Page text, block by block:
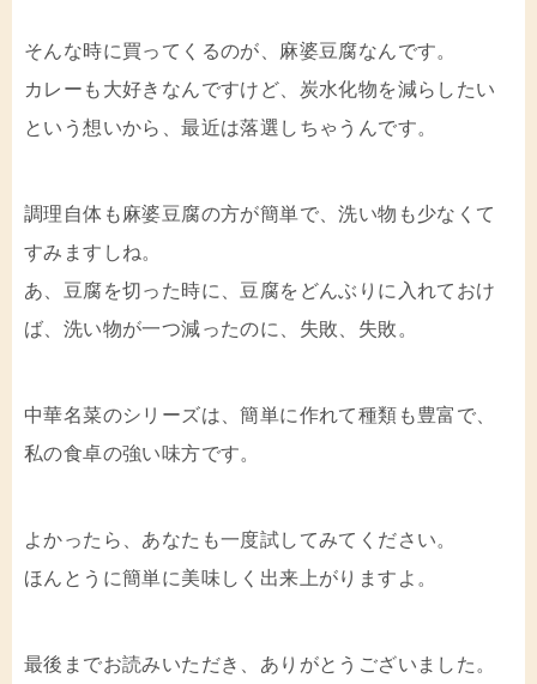
そんな時に買ってくるのが、麻婆豆腐なんです。
カレーも大好きなんですけど、炭水化物を減らしたい
という想いから、最近は落選しちゃうんです。
調理自体も麻婆豆腐の方が簡単で、洗い物も少なくて
すみますしね。
あ、豆腐を切った時に、豆腐をどんぶりに入れておけ
ば、洗い物が一つ減ったのに、失敗、失敗。
中華名菜のシリーズは、簡単に作れて種類も豊富で、
私の食卓の強い味方です。
よかったら、あなたも一度試してみてください。
ほんとうに簡単に美味しく出来上がりますよ。
最後までお読みいただき、ありがとうございました。